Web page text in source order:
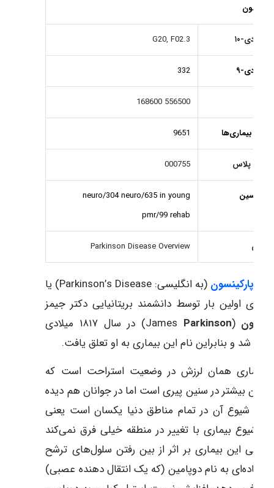
۱۰ G20, F02.3
۹ 332
168600 556500
بیماری‌ها 9651
پلاس 000755
neuro/304 neuro/635 in young
pmr/99 rehab
ژن Parkinson Disease Overview
پارکینسون (به انگلیسی: Parkinson’s Disease) یا
(James
Parkinson
) در سال ۱۸۱۷ میلادی
شد و بنابراین نام این بیماری به او تعلق یافت.
بیماری همان لرزش در وضعیت استراحت است که
آن بیشتر در سنین پیری است اما در جوانان هم دیده
شیوع آن در تمام مناطق دنیا یکسان است یعنی
شیوع بیماری با تغییر در منطقه خیلی فرق نمی‌کند
کلی این بیماری بر اثر از بین رفتن سلول‌های ترشح
ماده‌ای به نام دوپامین (که یک انتقال دهنده عصبی)